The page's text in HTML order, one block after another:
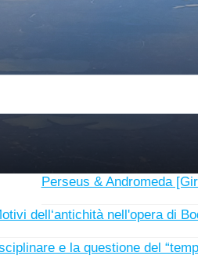
sul perché il latino è
Graz, in Transilvania,
in team di greco e
Perseus & Andromeda
dell‘antichità nell'opera di
e la questione del